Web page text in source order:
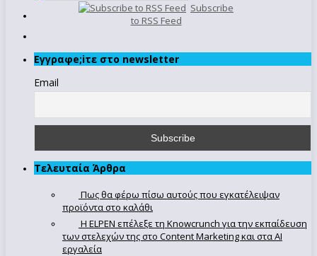
Subscribe
to RSS Feed
Εγγραφe;iτε στο newsletter
Email
Τελευταία Άρθρα
Πως θα φέρω πίσω αυτούς που εγκατέλειψαν
προϊόντα στο καλάθι
Η ELPEN επέλεξε τη Knowcrunch για την εκπαίδευση
των στελεχών της στο Content Marketing και στα AI
εργαλεία